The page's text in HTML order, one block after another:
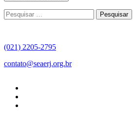
Pesquisar
por:
(021) 2205-2795
contato@seaerj.org.br